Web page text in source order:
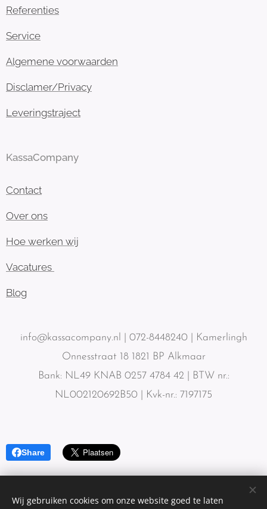
Referenties
Service
Algemene voorwaarden
Disclamer/Privacy
Leveringstraject
KassaCompany
Contact
Over ons
Hoe werken wij
Vacatures
Blog
info@kassacompany.nl | 072-8448240 | Kamerlingh
Onnesstraat 18 1821 BP Alkmaar
Bank: NL49 KNAB 0257 4784 42 | BTW nr.:
NL002120692B50 | Kvk-nr.: 7197175
Share
Wij gebruiken cookies om onze website goed te laten